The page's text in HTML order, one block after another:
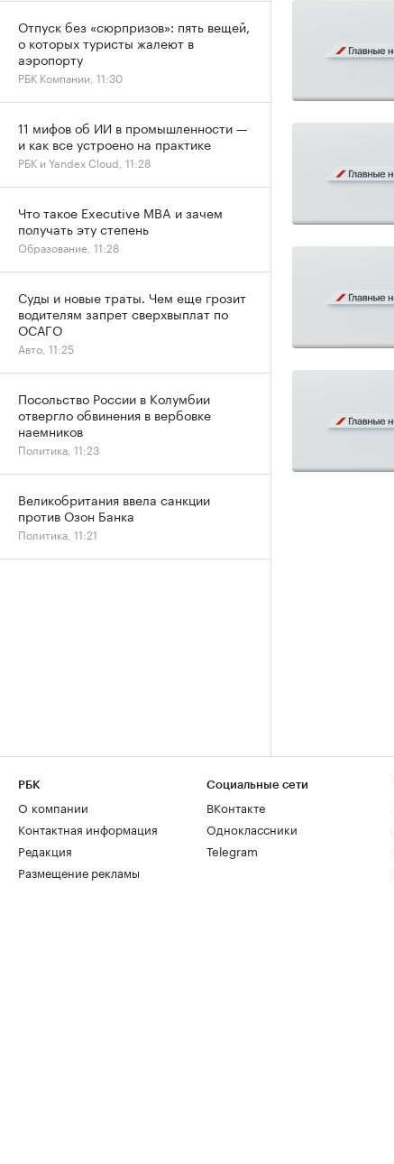
Отпуск без «сюрпризов»: пять вещей,
о которых туристы жалеют в
аэропорту
РБК Компании, 11:30
11 мифов об ИИ в промышленности —
и как все устроено на практике
РБК и Yandex Cloud, 11:28
Что такое Executive MBA и зачем
получать эту степень
Образование, 11:28
Суды и новые траты. Чем еще грозит
водителям запрет сверхвыплат по
ОСАГО
Авто, 11:25
Посольство России в Колумбии
отвергло обвинения в вербовке
наемников
Политика, 11:23
Великобритания ввела санкции
против Озон Банка
Политика, 11:21
РБК
О компании
Контактная информация
Редакция
Размещение рекламы
Социальные сети
ВКонтакте
Одноклассники
Telegram